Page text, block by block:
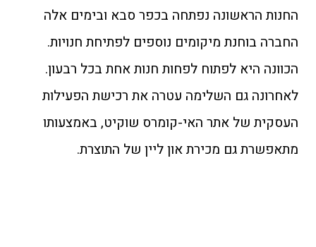
החנות הראשונה נפתחה בכפר סבא ובימים אלה
החברה בוחנת מיקומים נוספים לפתיחת חנויות.
הכוונה היא לפתוח לפחות חנות אחת בכל רבעון.
לאחרונה גם השלימה עטרה את רכישת הפעילות
העסקית של אתר האי-קומרס שוקיט, באמצעותו
מתאפשרת גם מכירת און ליין של התוצרת.